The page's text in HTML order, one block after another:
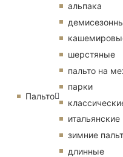
Пальто
альпака
шерстяные
пальто на
парки
итальянские
зимние
длинные